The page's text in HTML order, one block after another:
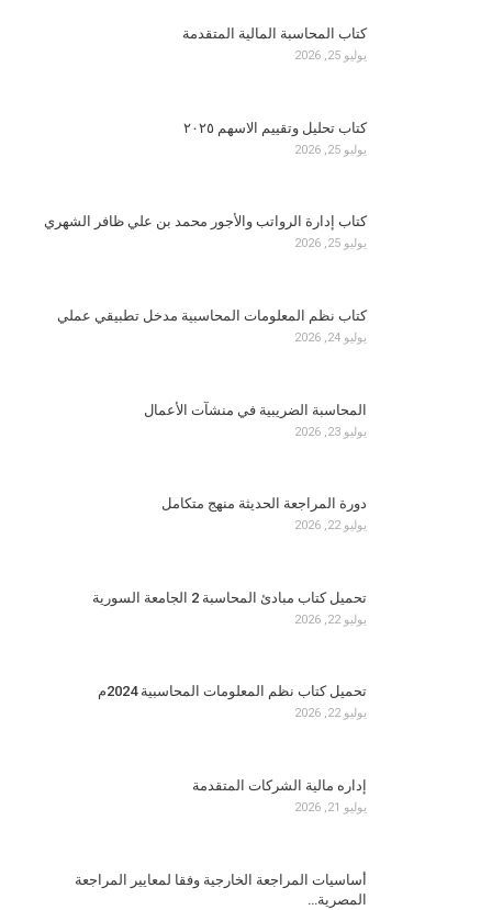
كتاب المحاسبة المالية المتقدمة
يوليو 25, 2026
كتاب تحليل وتقييم الاسهم ٢٠٢٥
يوليو 25, 2026
كتاب إدارة الرواتب والأجور محمد بن علي ظافر الشهري
يوليو 25, 2026
كتاب نظم المعلومات المحاسبية مدخل تطبيقي عملي
يوليو 24, 2026
المحاسبة الضريبية في منشآت الأعمال
يوليو 23, 2026
دورة المراجعة الحديثة منهج متكامل
يوليو 22, 2026
تحميل كتاب مبادئ المحاسبة 2 الجامعة السورية
يوليو 22, 2026
تحميل كتاب نظم المعلومات المحاسبية 2024م
يوليو 22, 2026
إداره مالية الشركات المتقدمة
يوليو 21, 2026
أساسيات المراجعة الخارجية وفقا لمعايير المراجعة
المصرية…